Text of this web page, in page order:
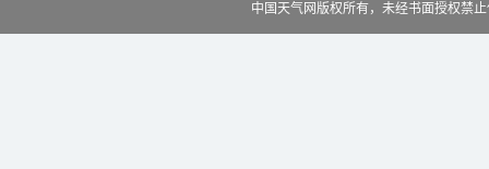
中国天气网版权所有，未经书面授权